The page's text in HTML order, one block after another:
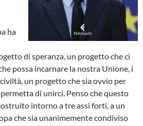
ha
di speranza, un progetto che ci
possa incarnare la nostra Unione, i
un progetto che sia ovvio per
di unirci. Penso che questo
intorno a tre assi forti, a un
che sia unanimemente condiviso